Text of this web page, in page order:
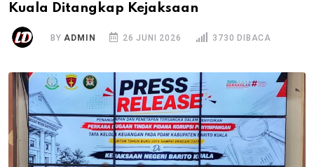
Kuala Ditangkap Kejaksaan
BY ADMIN 26 JUNI 2026 3730 DIBACA